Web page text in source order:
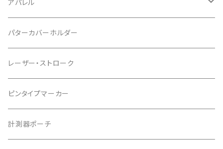
パッケージ
ポケットタイプ
マグネットタイプ
ゆかちんまるマーカー
キャサリンマーカー
アパレル
Tシャツ
パターカバーホルダー
レーザー・ストローク
ピンタイプマーカー
計測器ポーチ